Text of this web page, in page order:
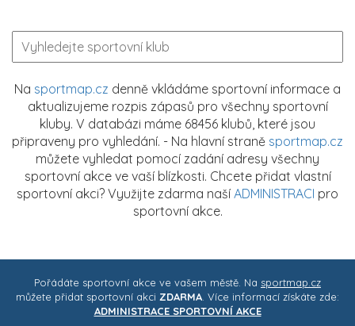
Na sportmap.cz denně vkládáme sportovní informace a
aktualizujeme rozpis zápasů pro všechny sportovní
kluby. V databázi máme 68456 klubů, které jsou
připraveny pro vyhledání. - Na hlavní straně sportmap.cz
můžete vyhledat pomocí zadání adresy všechny
sportovní akce ve vaší blízkosti. Chcete přidat vlastní
sportovní akci? Využijte zdarma naší ADMINISTRACI pro
sportovní akce.
Pořádáte sportovní akce ve vašem městě. Na sportmap.cz
můžete přidat sportovní akci ZDARMA . Více informací získáte zde:
ADMINISTRACE SPORTOVNÍ AKCE